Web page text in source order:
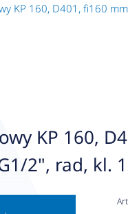
Konfiguratory
KP 160, D401, fi160
KP 160,
2", rad, kl.